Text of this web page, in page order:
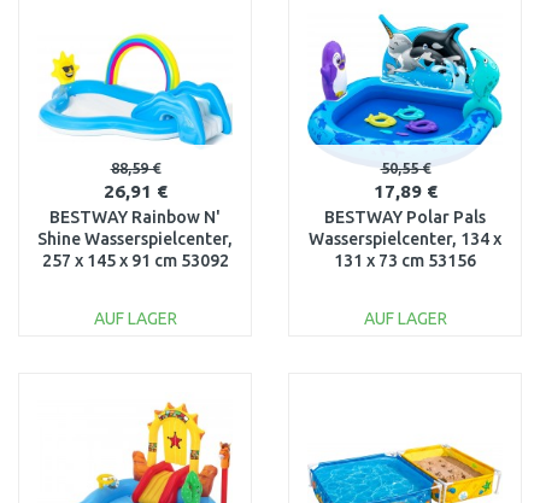
Vergleichen
88,59 €
26,91 €
BESTWAY Rainbow N'
Shine Wasserspielcenter,
257 x 145 x 91 cm 53092
AUF LAGER
Vergleichen
50,55 €
17,89 €
BESTWAY Polar Pals
Wasserspielcenter, 134 x
131 x 73 cm 53156
AUF LAGER